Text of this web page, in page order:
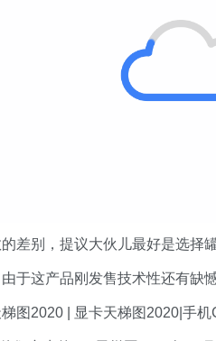
差别，提议大伙儿最好是选择
于这产品刚发售技术性还有缺
图2020 | 显卡天梯图2020|手机